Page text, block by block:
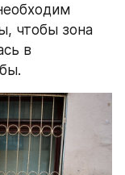
чтобы зона
в